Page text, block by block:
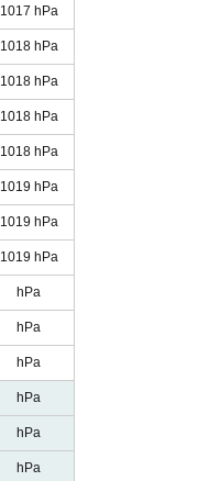
1017 hPa
1018 hPa
1018 hPa
1018 hPa
1018 hPa
1019 hPa
1019 hPa
1019 hPa
hPa
hPa
hPa
hPa
hPa
hPa